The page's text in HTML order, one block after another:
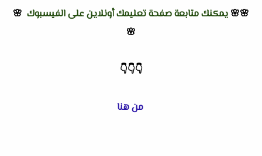
🌸🌸 يمكنك متابعة صفحة تعليمك أونلاين على الفيسبوك 🌸
🌸
👇
👇
👇
من هنا